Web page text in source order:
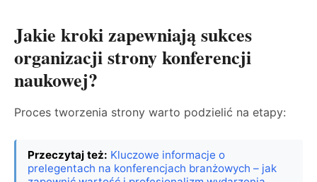
Jakie kroki zapewniają sukces
organizacji strony konferencji
naukowej?
Proces tworzenia strony warto podzielić na etapy:
Przeczytaj też: Kluczowe informacje o
prelegentach na konferencjach branżowych – jak